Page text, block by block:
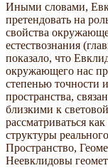
Иными словами,
претендовать на
свойства
естествознания
показало, что
окружающего нас
степенью точности
пространства,
близкими к
рассматриваться
структуры
Пространство,
Неевклидовы